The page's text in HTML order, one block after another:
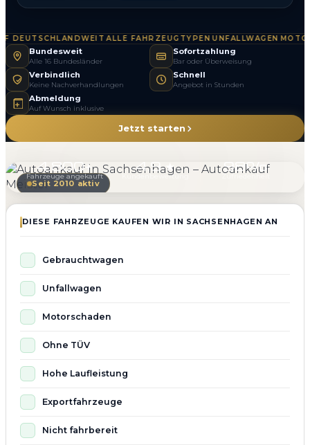
ALLE FAHRZEUGTYPEN·UNFALLWAGEN·
Bundesweit
Alle 16 Bundesländer
Sofortzahlung
Bar oder Überweisung
Verbindlich
Keine Nachverhandlungen
Schnell
Angebot in Stunden
Abmeldung
Auf Wunsch inklusive
Jetzt starten
Seit 2010 aktiv
4.800+
Fahrzeuge angekauft
4.9 ★
Kundenbewertung
98%
Zufriedenheit
DIESE FAHRZEUGE KAUFEN WIR IN SACHSENHAGEN AN
Gebrauchtwagen
Unfallwagen
Motorschaden
Ohne TÜV
Hohe Laufleistung
Exportfahrzeuge
Nicht fahrbereit